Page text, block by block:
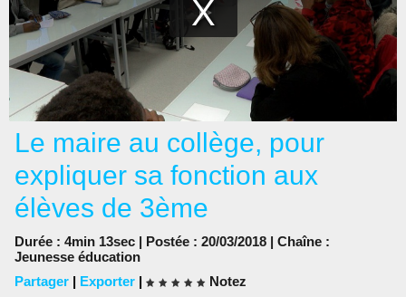
Le maire au collège, pour
expliquer sa fonction aux
élèves de 3ème
Durée : 4min 13sec | Postée : 20/03/2018 | Chaîne :
Jeunesse éducation
Partager | Exporter |
Notez